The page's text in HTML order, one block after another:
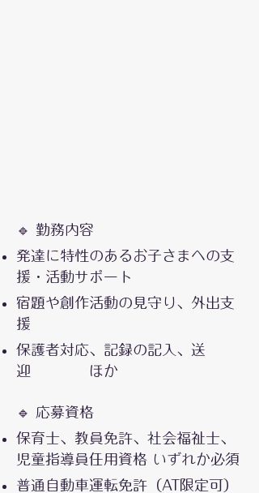
🔹 勤務内容
発達に特性のあるお子さまへの支
援・活動サポート
宿題や創作活動の見守り、外出支
援
保護者対応、記録の記入、送
迎
ほか
🔹 応募資格
保育士、教員免許、社会福祉士、
児童指導員任用資格 いずれか必須
普通自動車運転免許（AT限定可）